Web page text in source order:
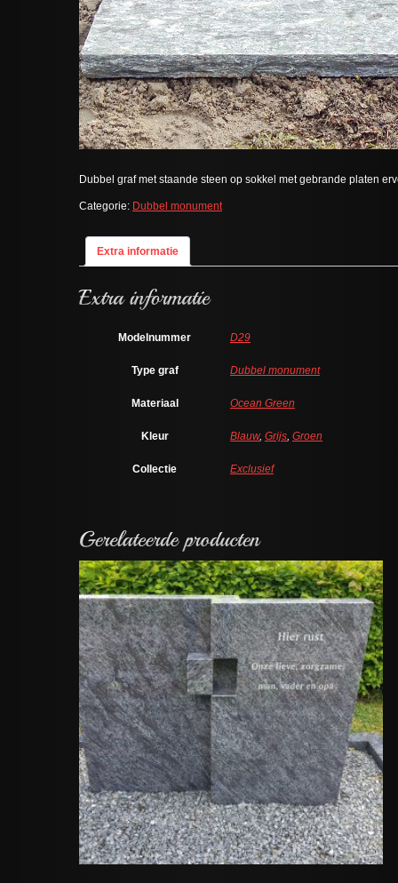
Dubbel graf met staande steen op sokkel met gebrande platen
Categorie: Dubbel monument
Extra informatie
Modelnummer D29
Type graf Dubbel monument
Materiaal Ocean Green
Kleur Blauw, Grijs Groen
Collectie Exclusief